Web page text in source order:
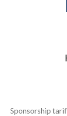
Sponsorship